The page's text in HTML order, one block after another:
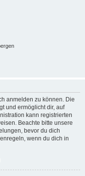
anmelden zu können. Die
und ermöglicht dir, auf
kann registrierten
Beachte bitte unsere
bevor du dich
wenn du dich in